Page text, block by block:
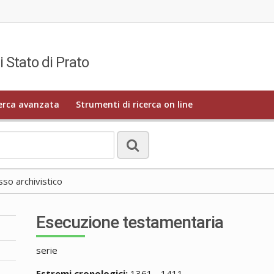
Stato di Prato
avanzata Strumenti di ricerca on line
archivistico
Esecuzione testamentaria
serie